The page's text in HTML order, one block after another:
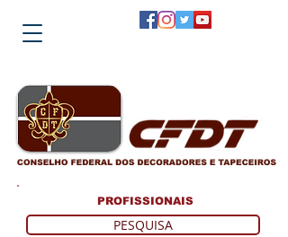
PROFISSIONAIS
PESQUISA